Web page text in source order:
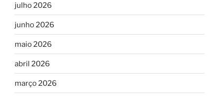
julho 2026
junho 2026
maio 2026
abril 2026
março 2026